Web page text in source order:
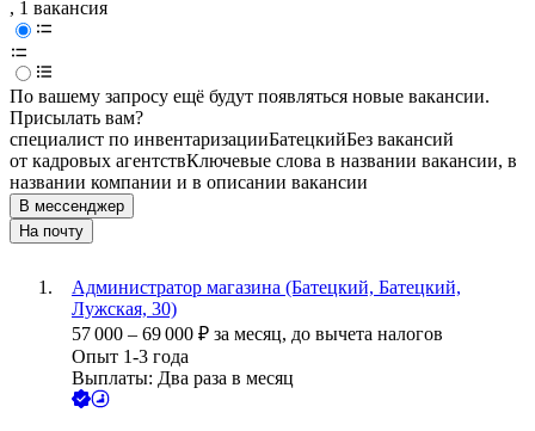
, 1 вакансия
По вашему запросу ещё будут появляться новые вакансии.
Присылать вам?
специалист по инвентаризацииБатецкийБез вакансий
от кадровых агентствКлючевые слова в названии вакансии, в
названии компании и в описании вакансии
В мессенджер
На почту
Администратор магазина (Батецкий, Батецкий,
Лужская, 30)
57 000 – 69 000 ₽ за месяц, до вычета налогов
Опыт 1-3 года
Выплаты: Два раза в месяц